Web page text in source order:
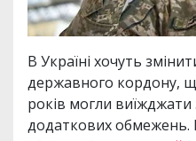
В Україні хочуть
державного кордону,
років могли виїжджати
додаткових обмежень.